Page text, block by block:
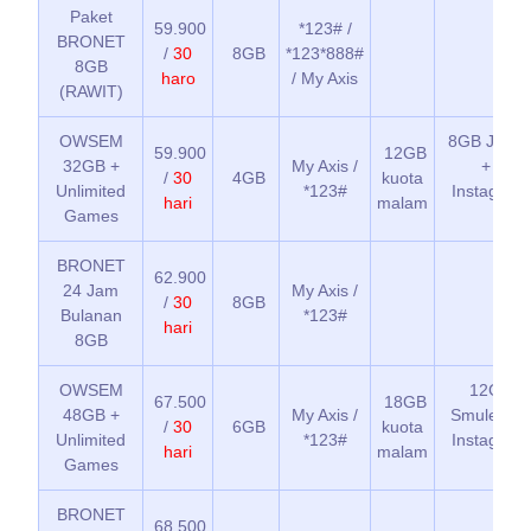
Paket
BRONET
8GB
(RAWIT)
59.900
/ 30
haro
8GB
*123# /
*123*888#
/ My Axis
OWSEM
32GB +
Unlimited
Games
59.900
/ 30
hari
4GB
My Axis /
*123#
12GB
kuota
malam
8GB
+
BRONET
24 Jam
Bulanan
8GB
62.900
/ 30
hari
8GB
My Axis /
*123#
OWSEM
48GB +
Unlimited
Games
67.500
/ 30
hari
6GB
My Axis /
*123#
18GB
kuota
malam
12GB
Smule +
BRONET
68.500